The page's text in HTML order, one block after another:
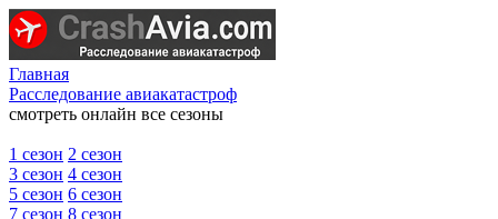
Главная
Расследование авиакатастроф
смотреть онлайн все сезоны
1 сезон 2 сезон
3 сезон 4 сезон
5 сезон 6 сезон
7 сезон 8 сезон